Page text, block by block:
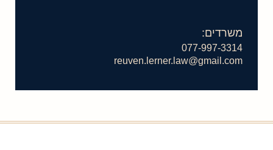
משרדים:
077-997-3314
reuven.lerner.law@gmail.com